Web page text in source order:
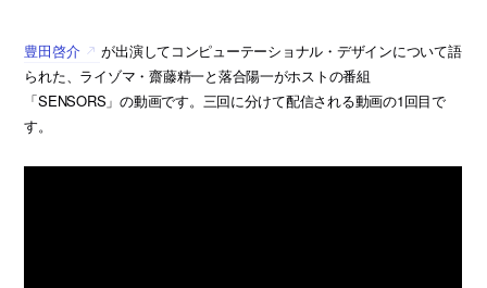
豊田啓介
が出演してコンピューテーショナル・デザインについて語
られた、ライゾマ・齋藤精一と落合陽一がホストの番組
「SENSORS」の動画です。三回に分けて配信される動画の1回目で
す。